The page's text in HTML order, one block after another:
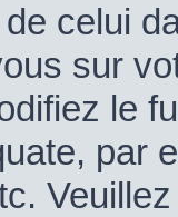
celui
sur
le
par